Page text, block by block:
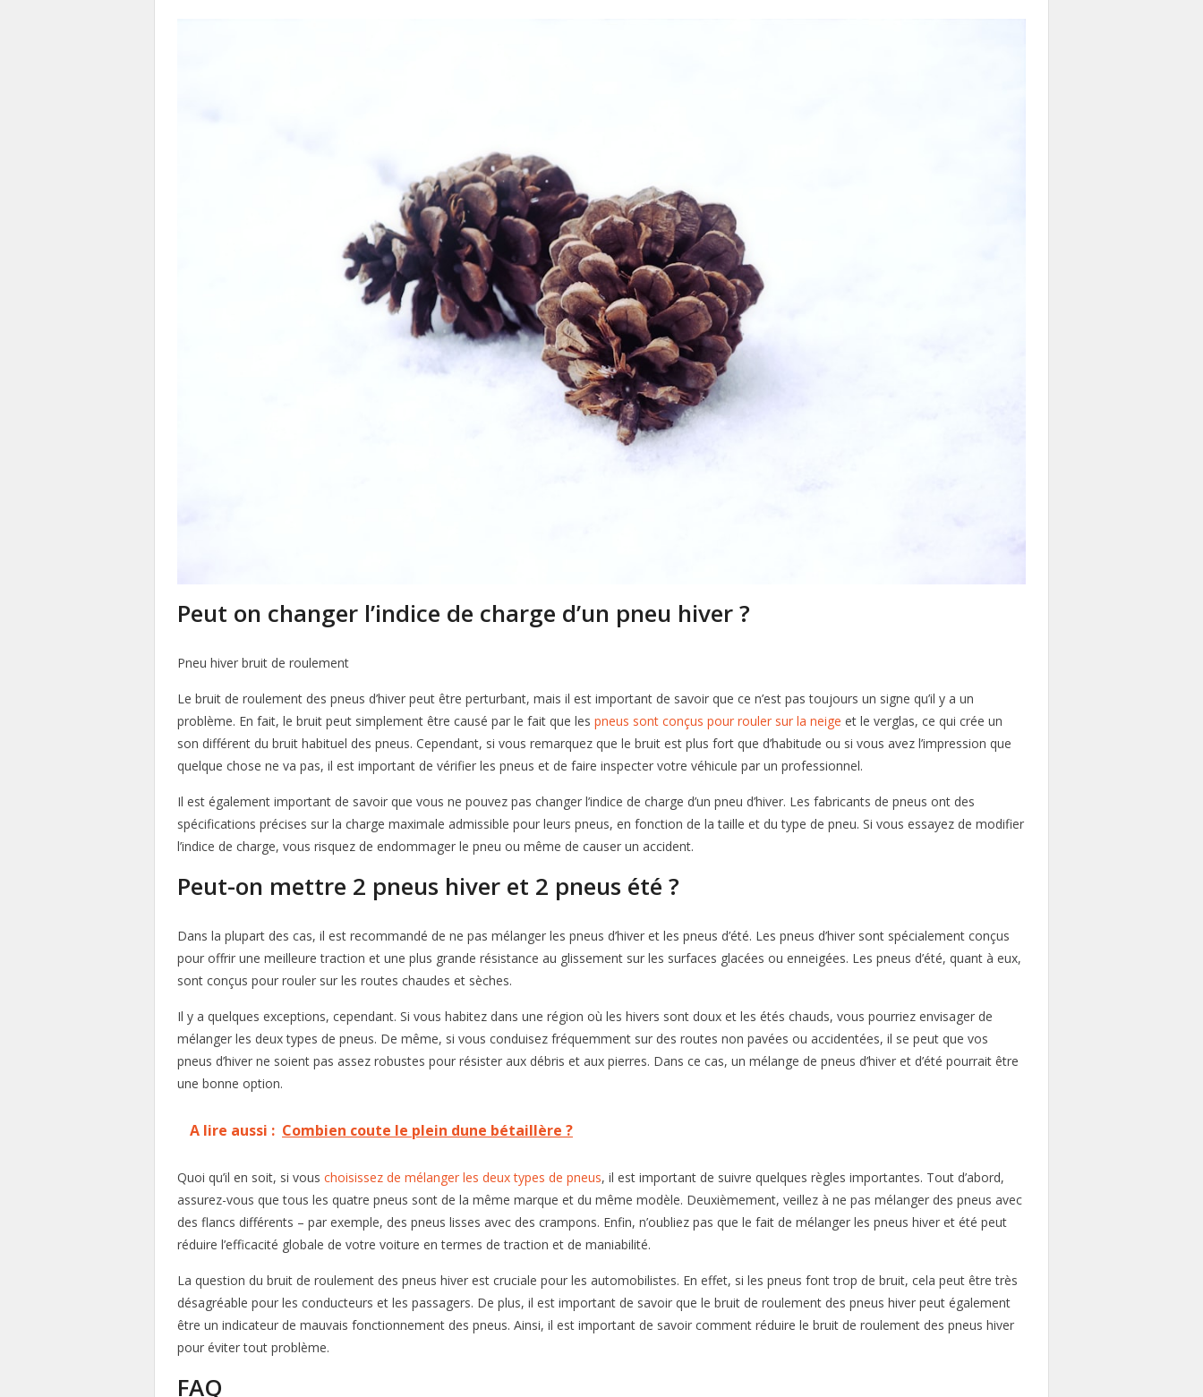
Peut on changer l’indice de charge d’un pneu hiver ?
Pneu hiver bruit de roulement
Le bruit de roulement des pneus d’hiver peut être perturbant, mais il est important de savoir que ce n’est pas toujours un signe qu’il y a un
problème. En fait, le bruit peut simplement être causé par le fait que les pneus sont conçus pour rouler sur la neige et le verglas, ce qui crée un
son différent du bruit habituel des pneus. Cependant, si vous remarquez que le bruit est plus fort que d’habitude ou si vous avez l’impression que
quelque chose ne va pas, il est important de vérifier les pneus et de faire inspecter votre véhicule par un professionnel.
Il est également important de savoir que vous ne pouvez pas changer l’indice de charge d’un pneu d’hiver. Les fabricants de pneus ont des
spécifications précises sur la charge maximale admissible pour leurs pneus, en fonction de la taille et du type de pneu. Si vous essayez de modifier
l’indice de charge, vous risquez de endommager le pneu ou même de causer un accident.
Peut-on mettre 2 pneus hiver et 2 pneus été ?
Dans la plupart des cas, il est recommandé de ne pas mélanger les pneus d’hiver et les pneus d’été. Les pneus d’hiver sont spécialement conçus
pour offrir une meilleure traction et une plus grande résistance au glissement sur les surfaces glacées ou enneigées. Les pneus d’été, quant à eux,
sont conçus pour rouler sur les routes chaudes et sèches.
Il y a quelques exceptions, cependant. Si vous habitez dans une région où les hivers sont doux et les étés chauds, vous pourriez envisager de
mélanger les deux types de pneus. De même, si vous conduisez fréquemment sur des routes non pavées ou accidentées, il se peut que vos
pneus d’hiver ne soient pas assez robustes pour résister aux débris et aux pierres. Dans ce cas, un mélange de pneus d’hiver et d’été pourrait être
une bonne option.
A lire aussi : Combien coute le plein dune bétaillère ?
Quoi qu’il en soit, si vous choisissez de mélanger les deux types de pneus, il est important de suivre quelques règles importantes. Tout d’abord,
assurez-vous que tous les quatre pneus sont de la même marque et du même modèle. Deuxièmement, veillez à ne pas mélanger des pneus avec
des flancs différents – par exemple, des pneus lisses avec des crampons. Enfin, n’oubliez pas que le fait de mélanger les pneus hiver et été peut
réduire l’efficacité globale de votre voiture en termes de traction et de maniabilité.
La question du bruit de roulement des pneus hiver est cruciale pour les automobilistes. En effet, si les pneus font trop de bruit, cela peut être très
désagréable pour les conducteurs et les passagers. De plus, il est important de savoir que le bruit de roulement des pneus hiver peut également
être un indicateur de mauvais fonctionnement des pneus. Ainsi, il est important de savoir comment réduire le bruit de roulement des pneus hiver
pour éviter tout problème.
FAQ